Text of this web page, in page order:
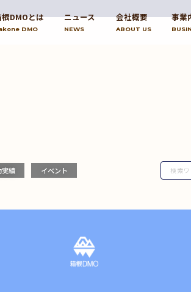
DMOとは
DMO
ニュース
NEWS
会社概要
ABOUT US
事業
実績 イベント